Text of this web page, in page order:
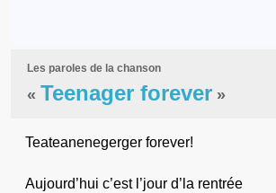
Les paroles de la chanson
« Teenager forever »
Teateanenegerger forever!
Aujourd’hui c’est l’jour d’la rentrée